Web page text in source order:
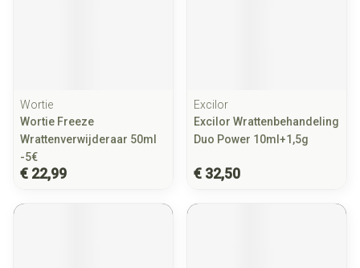
Wortie
Wortie Freeze
Wrattenverwijderaar 50ml
-5€
€ 22,99
Excilor
Excilor Wrattenbehandeling
Duo Power 10ml+1,5g
€ 32,50